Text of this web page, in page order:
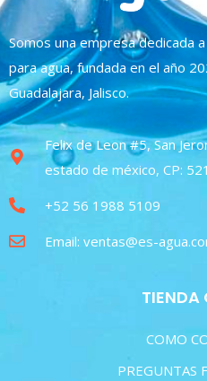
Somos una empresa dedicada
para agua, fundada en el año
Guadalajara, Jalisco.
Felix de Leon #5, San
estado de méxico, CP:
+52 56 1988 5109
Email: ventas@es-
TIENDA
COMO
PREGUNTAS